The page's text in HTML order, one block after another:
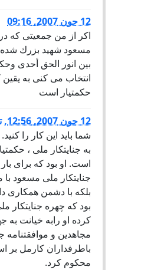
12 جون 2007, 09:16
اكر از من جمعيتى كه
مسعود شهيد بزرك
بين انور الحق أحدى
انتخاب مى كنى به
حكمتيار است
12 جون 2007, 12:56 ,
شما باید این کار را
به جنایتکار ملی ،
است. او بود که برای
جنایتکار ملی مسعود
بلکه با دشمن همکاری
بود که چهره جنایتکار
کرده او رابه خیانت به
مجاهدین و موافقتنامه
باطرفداران کارمل بر
محکوم کرد.